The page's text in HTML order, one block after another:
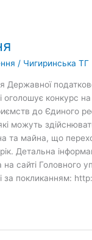
/ Чигиринська ТГ
Державної
оголошує конкурс
до Єдиного
можуть
та майна, що
Детальна
сайті Головного
за покликанням: